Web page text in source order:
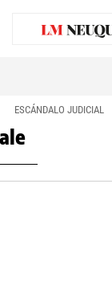
ESCÁNDALO JUDICIAL